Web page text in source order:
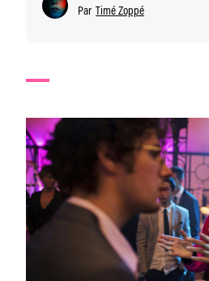
Par Timé Zoppé